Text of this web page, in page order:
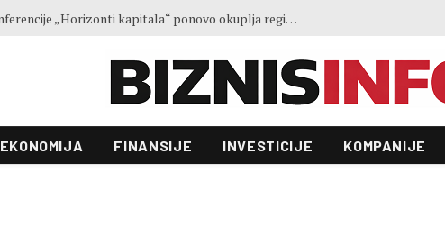
Treće izdanje konferencije „Horizonti kapitala“ ponovo okuplja regionalne lidere u Sarajevu
EKONOMIJA FINANSIJE INVESTICIJE KOMPANIJE